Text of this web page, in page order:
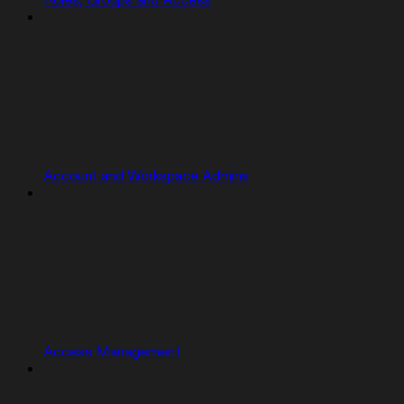
Account and Workspace Admins
Access Management